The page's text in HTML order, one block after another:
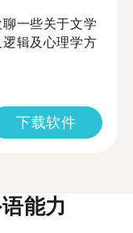
一些关于文学
辑及心理学方
下载软件
能力